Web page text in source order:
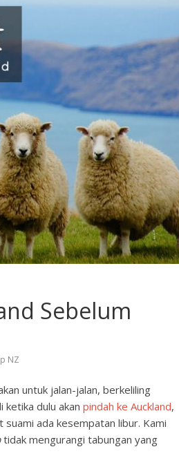
Sebelum
NZ
untuk jalan-jalan, berkeliling
ketika dulu akan pindah ke Auckland,
suami ada kesempatan libur. Kami
tidak mengurangi tabungan yang